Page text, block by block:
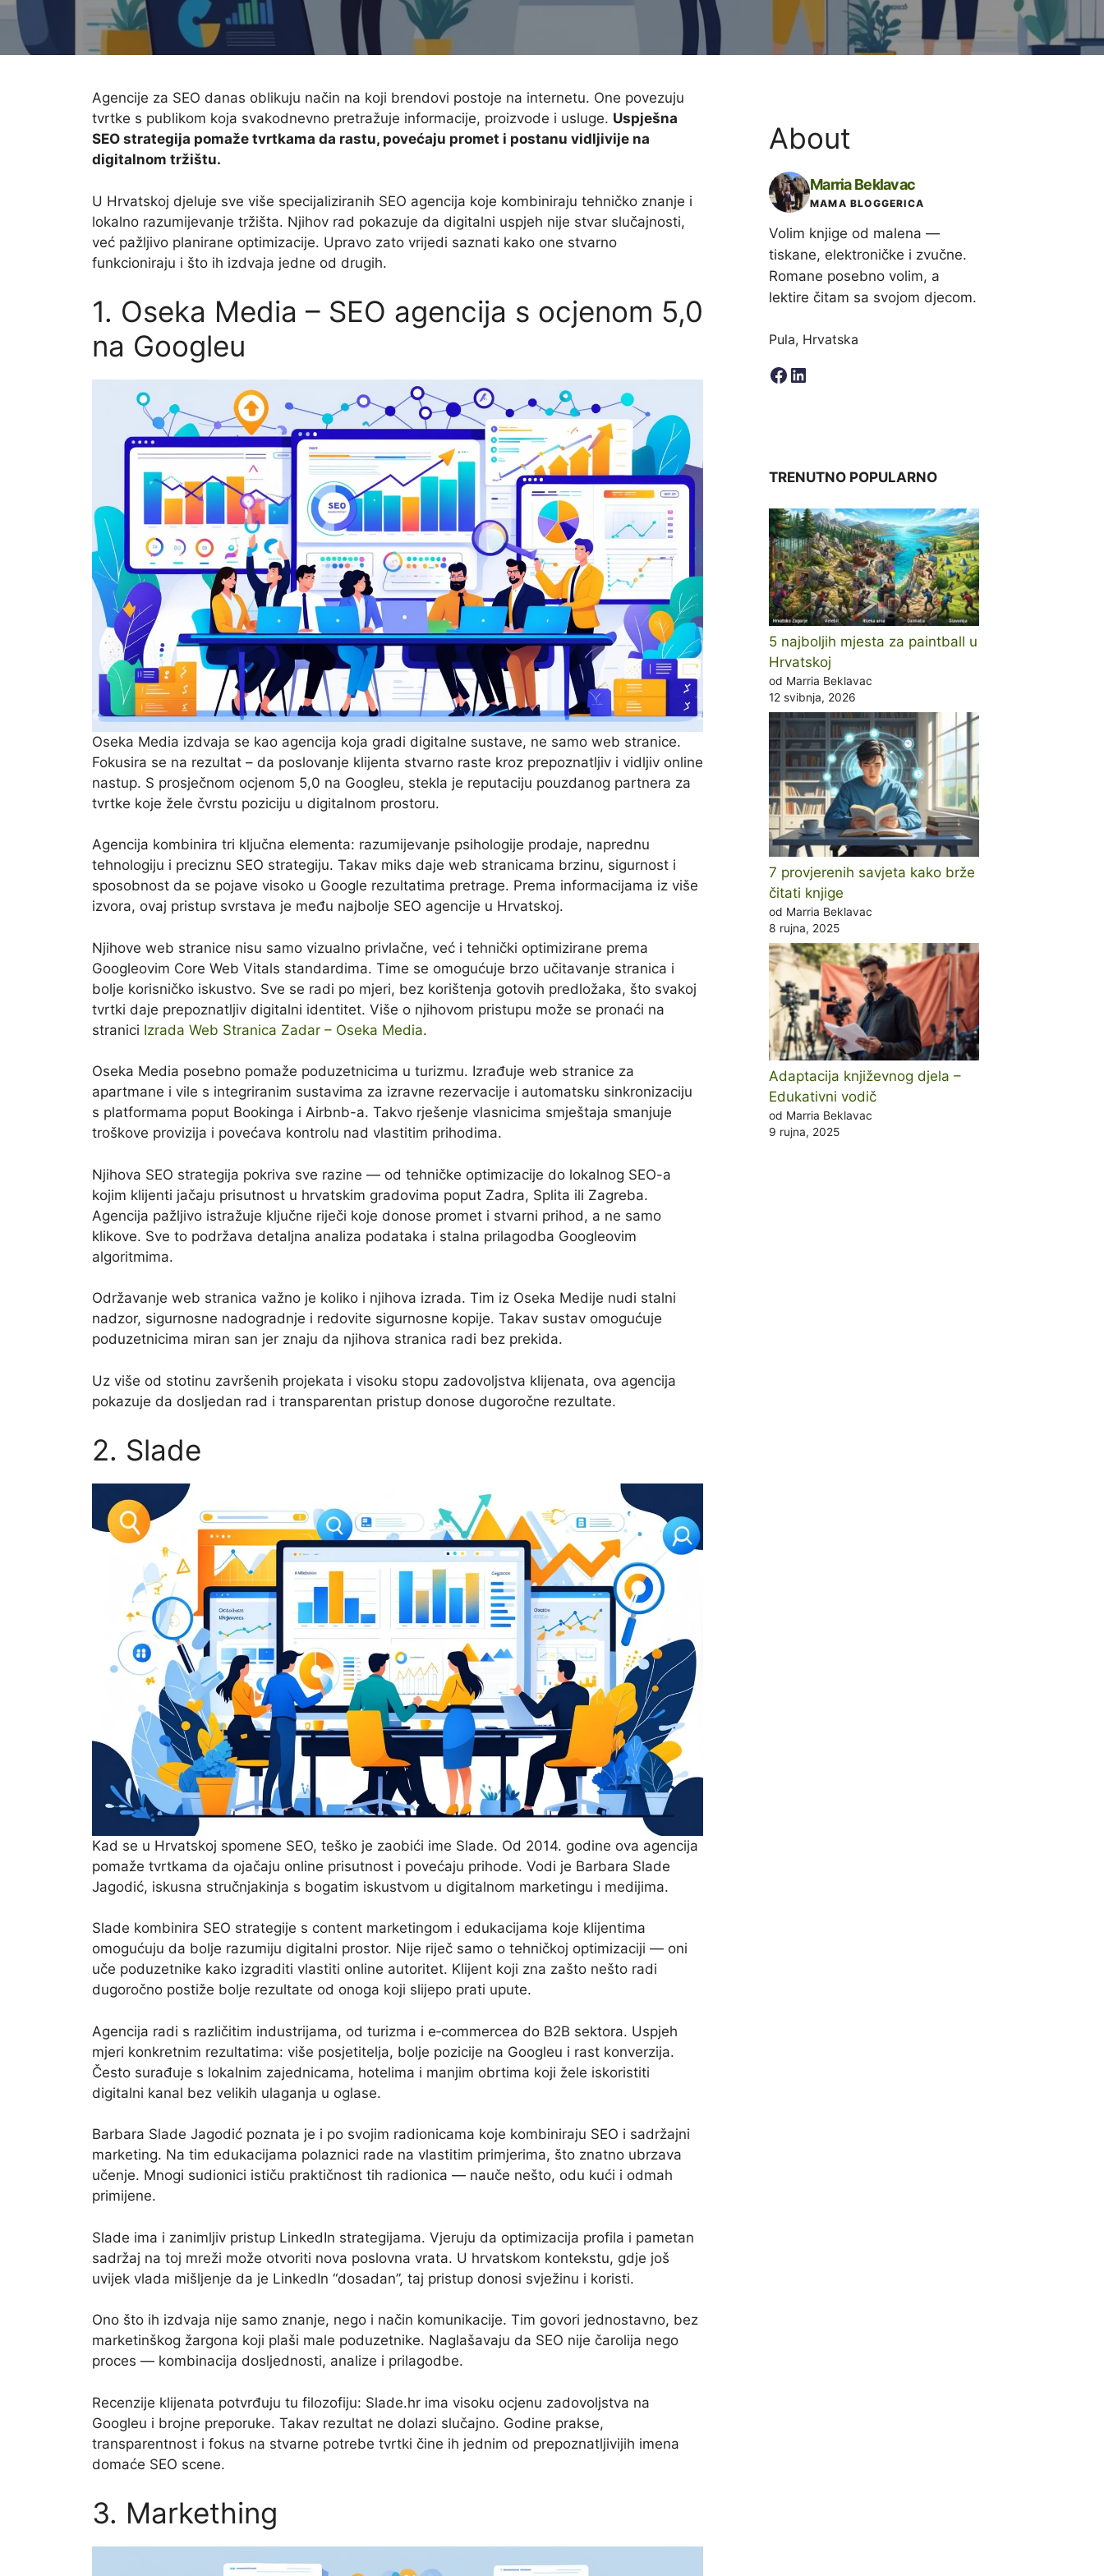
Agencije za SEO danas oblikuju način na koji brendovi postoje na internetu. One povezuju
tvrtke s publikom koja svakodnevno pretražuje informacije, proizvode i usluge. Uspješna
SEO strategija pomaže tvrtkama da rastu, povećaju promet i postanu vidljivije na
digitalnom tržištu.
U Hrvatskoj djeluje sve više specijaliziranih SEO agencija koje kombiniraju tehničko znanje i
lokalno razumijevanje tržišta. Njihov rad pokazuje da digitalni uspjeh nije stvar slučajnosti,
već pažljivo planirane optimizacije. Upravo zato vrijedi saznati kako one stvarno
funkcioniraju i što ih izdvaja jedne od drugih.
1. Oseka Media – SEO agencija s ocjenom 5,0
na Googleu
Oseka Media izdvaja se kao agencija koja gradi digitalne sustave, ne samo web stranice.
Fokusira se na rezultat – da poslovanje klijenta stvarno raste kroz prepoznatljiv i vidljiv online
nastup. S prosječnom ocjenom 5,0 na Googleu, stekla je reputaciju pouzdanog partnera za
tvrtke koje žele čvrstu poziciju u digitalnom prostoru.
Agencija kombinira tri ključna elementa: razumijevanje psihologije prodaje, naprednu
tehnologiju i preciznu SEO strategiju. Takav miks daje web stranicama brzinu, sigurnost i
sposobnost da se pojave visoko u Google rezultatima pretrage. Prema informacijama iz više
izvora, ovaj pristup svrstava je među najbolje SEO agencije u Hrvatskoj.
Njihove web stranice nisu samo vizualno privlačne, već i tehnički optimizirane prema
Googleovim Core Web Vitals standardima. Time se omogućuje brzo učitavanje stranica i
bolje korisničko iskustvo. Sve se radi po mjeri, bez korištenja gotovih predložaka, što svakoj
tvrtki daje prepoznatljiv digitalni identitet. Više o njihovom pristupu može se pronaći na
stranici Izrada Web Stranica Zadar – Oseka Media.
Oseka Media posebno pomaže poduzetnicima u turizmu. Izrađuje web stranice za
apartmane i vile s integriranim sustavima za izravne rezervacije i automatsku sinkronizaciju
s platformama poput Bookinga i Airbnb-a. Takvo rješenje vlasnicima smještaja smanjuje
troškove provizija i povećava kontrolu nad vlastitim prihodima.
Njihova SEO strategija pokriva sve razine — od tehničke optimizacije do lokalnog SEO-a
kojim klijenti jačaju prisutnost u hrvatskim gradovima poput Zadra, Splita ili Zagreba.
Agencija pažljivo istražuje ključne riječi koje donose promet i stvarni prihod, a ne samo
klikove. Sve to podržava detaljna analiza podataka i stalna prilagodba Googleovim
algoritmima.
Održavanje web stranica važno je koliko i njihova izrada. Tim iz Oseka Medije nudi stalni
nadzor, sigurnosne nadogradnje i redovite sigurnosne kopije. Takav sustav omogućuje
poduzetnicima miran san jer znaju da njihova stranica radi bez prekida.
Uz više od stotinu završenih projekata i visoku stopu zadovoljstva klijenata, ova agencija
pokazuje da dosljedan rad i transparentan pristup donose dugoročne rezultate.
2. Slade
Kad se u Hrvatskoj spomene SEO, teško je zaobići ime Slade. Od 2014. godine ova agencija
pomaže tvrtkama da ojačaju online prisutnost i povećaju prihode. Vodi je Barbara Slade
Jagodić, iskusna stručnjakinja s bogatim iskustvom u digitalnom marketingu i medijima.
Slade kombinira SEO strategije s content marketingom i edukacijama koje klijentima
omogućuju da bolje razumiju digitalni prostor. Nije riječ samo o tehničkoj optimizaciji — oni
uče poduzetnike kako izgraditi vlastiti online autoritet. Klijent koji zna zašto nešto radi
dugoročno postiže bolje rezultate od onoga koji slijepo prati upute.
Agencija radi s različitim industrijama, od turizma i e‑commercea do B2B sektora. Uspjeh
mjeri konkretnim rezultatima: više posjetitelja, bolje pozicije na Googleu i rast konverzija.
Često surađuje s lokalnim zajednicama, hotelima i manjim obrtima koji žele iskoristiti
digitalni kanal bez velikih ulaganja u oglase.
Barbara Slade Jagodić poznata je i po svojim radionicama koje kombiniraju SEO i sadržajni
marketing. Na tim edukacijama polaznici rade na vlastitim primjerima, što znatno ubrzava
učenje. Mnogi sudionici ističu praktičnost tih radionica — nauče nešto, odu kući i odmah
primijene.
Slade ima i zanimljiv pristup LinkedIn strategijama. Vjeruju da optimizacija profila i pametan
sadržaj na toj mreži može otvoriti nova poslovna vrata. U hrvatskom kontekstu, gdje još
uvijek vlada mišljenje da je LinkedIn “dosadan”, taj pristup donosi svježinu i koristi.
Ono što ih izdvaja nije samo znanje, nego i način komunikacije. Tim govori jednostavno, bez
marketinškog žargona koji plaši male poduzetnike. Naglašavaju da SEO nije čarolija nego
proces — kombinacija dosljednosti, analize i prilagodbe.
Recenzije klijenata potvrđuju tu filozofiju: Slade.hr ima visoku ocjenu zadovoljstva na
Googleu i brojne preporuke. Takav rezultat ne dolazi slučajno. Godine prakse,
transparentnost i fokus na stvarne potrebe tvrtki čine ih jednim od prepoznatljivijih imena
domaće SEO scene.
3. Markething
About
Marria Beklavac
MAMA BLOGGERICA
Volim knjige od malena —
tiskane, elektroničke i zvučne.
Romane posebno volim, a
lektire čitam sa svojom djecom.
Pula, Hrvatska
Facebook
LinkedIn
TRENUTNO POPULARNO
5 najboljih mjesta za paintball u
Hrvatskoj
od Marria Beklavac
12 svibnja, 2026
7 provjerenih savjeta kako brže
čitati knjige
od Marria Beklavac
8 rujna, 2025
Adaptacija književnog djela –
Edukativni vodič
od Marria Beklavac
9 rujna, 2025